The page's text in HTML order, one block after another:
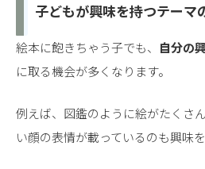
子どもが興味を持つテーマ
絵本に飽きちゃう子でも、 自分の
に取る機会が多くなります。
例えば、図鑑のように絵がたくさ
い顔の表情が載っているのも興味